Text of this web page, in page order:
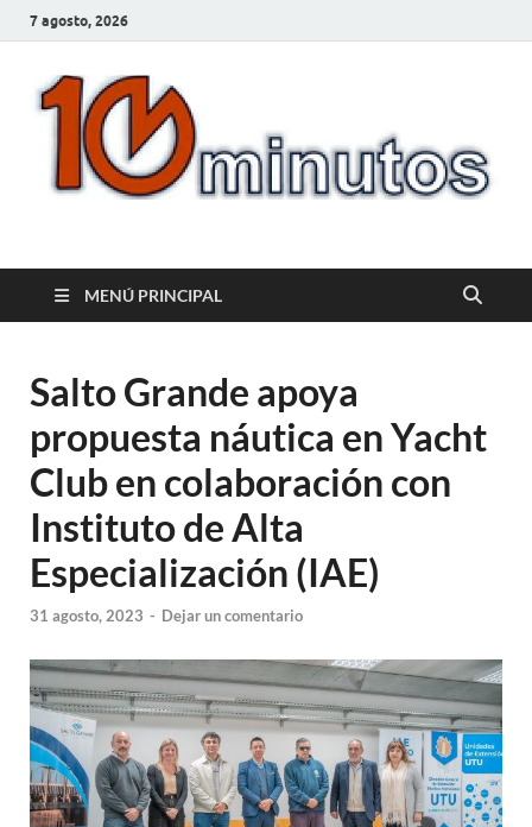
7 agosto, 2026
10minutos.com.uy
MENÚ PRINCIPAL
Salto Grande apoya
propuesta náutica en Yacht
Club en colaboración con
Instituto de Alta
Especialización (IAE)
31 agosto, 2023 - Dejar un comentario